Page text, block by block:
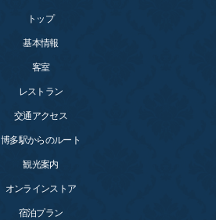
トップ
基本情報
客室
レストラン
交通アクセス
博多駅からのルート
観光案内
オンラインストア
宿泊プラン